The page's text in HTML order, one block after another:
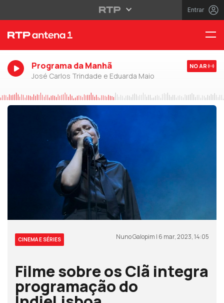
Entrar
Programa da Manhã
José Carlos Trindade e Eduarda Maio
NO AR
CINEMA E SÉRIES Nuno Galopim | 6 mar, 2023, 14:05
Filme sobre os Clã integra
programação do